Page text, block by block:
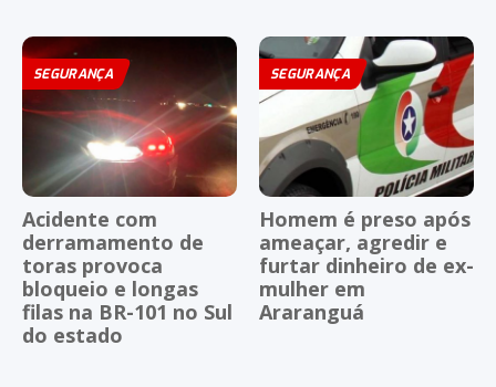
SEGURANÇA
Acidente com
derramamento de
toras provoca
bloqueio e longas
filas na BR-101 no Sul
do estado
SEGURANÇA
Homem é preso após
ameaçar, agredir e
furtar dinheiro de ex-
mulher em
Araranguá